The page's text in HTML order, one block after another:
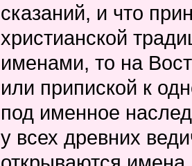
сказаний, и что
христианской
именами, то на
или припиской к
под именное
у всех древних